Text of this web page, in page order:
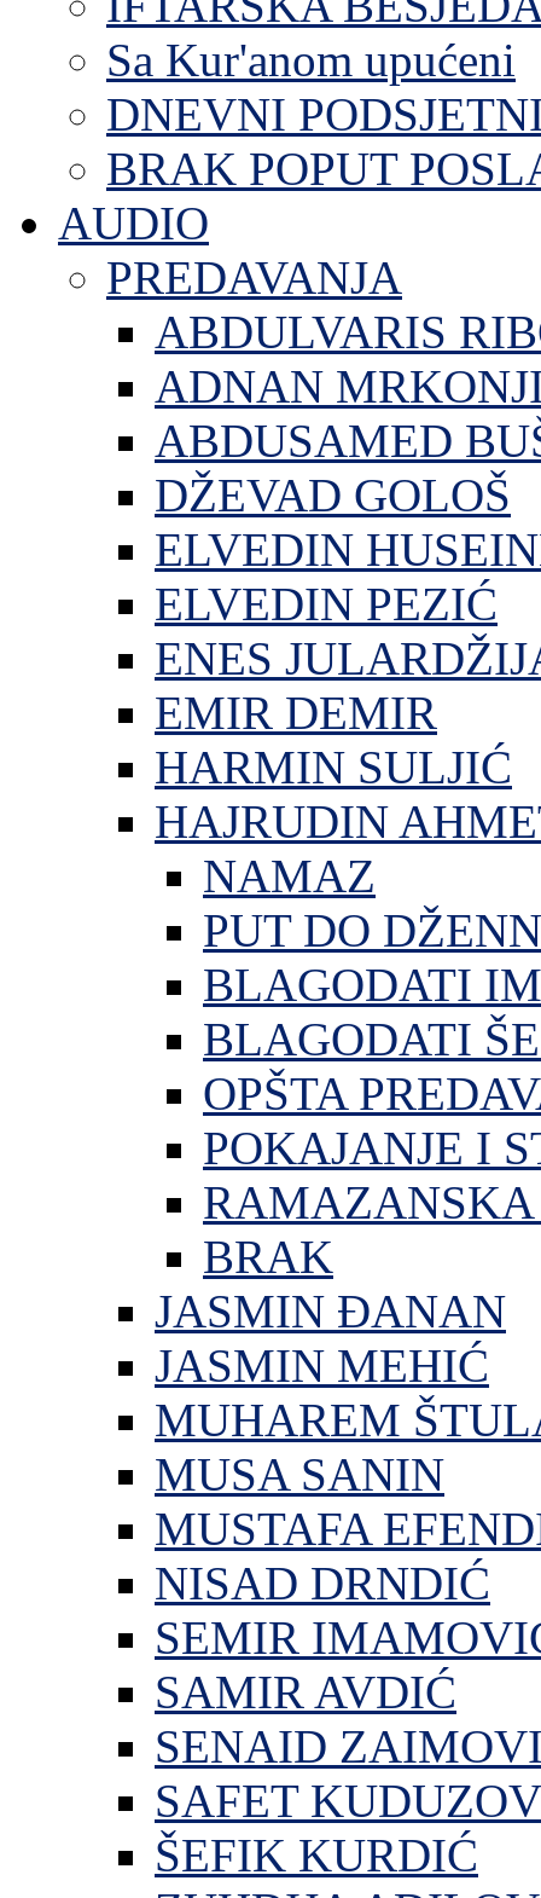
Sa Kur'anom upućeni
DNEVNI
BRAK POPUT
AUDIO
PREDAVANJA
ABDULVARIS
ADNAN
ABDUSAMED
DŽEVAD GOLOŠ
ELVEDIN
ELVEDIN PEZIĆ
ENES
EMIR DEMIR
HARMIN SULJIĆ
HAJRUDIN
NAMAZ
PUT DO
BLAGODATI
BLAGODATI
OPŠTA
POKAJANJE I
RAMAZANSKA
BRAK
JASMIN ĐANAN
JASMIN MEHIĆ
MUHAREM
MUSA SANIN
MUSTAFA
NISAD DRNDIĆ
SEMIR
SAMIR AVDIĆ
SENAID
SAFET
ŠEFIK KURDIĆ